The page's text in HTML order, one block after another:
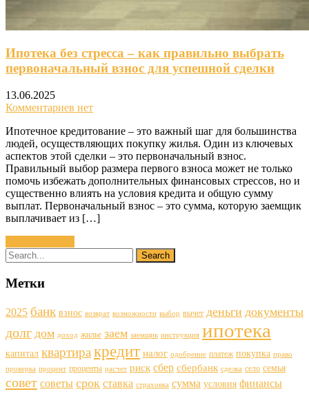
Ипотека без стресса – как правильно выбрать
первоначальный взнос для успешной сделки
13.06.2025
Комментариев нет
Ипотечное кредитование – это важный шаг для большинства
людей, осуществляющих покупку жилья. Один из ключевых
аспектов этой сделки – это первоначальный взнос.
Правильный выбор размера первого взноса может не только
помочь избежать дополнительных финансовых стрессов, но и
существенно влиять на условия кредита и общую сумму
выплат. Первоначальный взнос – это сумма, которую заемщик
выплачивает из […]
Метки
2025 банк взнос возврат возможности выбор вычет деньги документы
долг дом доход жилье заем заемщик инструкция ипотека
капитал квартира кредит налог одобрение платеж покупка право
проверка процент проценты расчет риск сбер сбербанк сделка село семья
совет советы срок ставка страховка сумма условия финансы